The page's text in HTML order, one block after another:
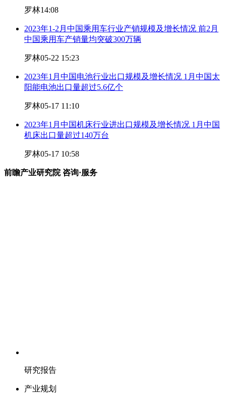
罗林14:08
2023年1-2月中国乘用车行业产销规模及增长情况 前2月
中国乘用车产销量均突破300万辆
罗林05-22 15:23
2023年1月中国电池行业出口规模及增长情况 1月中国太
阳能电池出口量超过5.6亿个
罗林05-17 11:10
2023年1月中国机床行业进出口规模及增长情况 1月中国
机床出口量超过140万台
罗林05-17 10:58
前瞻产业研究院 咨询·服务
研究报告
产业规划